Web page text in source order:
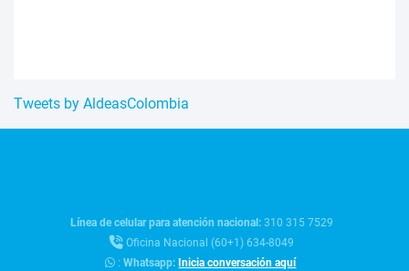
Tweets by AldeasColombia
Línea de celular para atención nacional:310 315 7529
Oficina Nacional (60+1) 634-8049
:Whatsapp: Inicia conversación aquí